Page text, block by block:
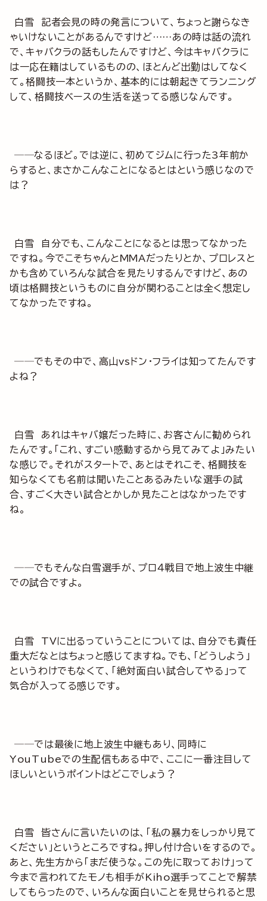
白雪 記者会見の時の発言について、ちょっと謝らなき
ゃいけないことがあるんですけど……あの時は話の流れ
で、キャバクラの話もしたんですけど、今はキャバクラに
は一応在籍はしているものの、ほとんど出勤はしてなく
て。格闘技一本というか、基本的には朝起きてランニング
して、格闘技ベースの生活を送ってる感じなんです。
──なるほど。では逆に、初めてジムに行った3年前か
らすると、まさかこんなことになるとはという感じなので
は？
白雪 自分でも、こんなことになるとは思ってなかった
ですね。今でこそちゃんとMMAだったりとか、プロレスと
かも含めていろんな試合を見たりするんですけど、あの
頃は格闘技というものに自分が関わることは全く想定し
てなかったですね。
──でもその中で、高山vsドン・フライは知ってたんです
よね？
白雪 あれはキャバ嬢だった時に、お客さんに勧められ
たんです。「これ、すごい感動するから見てみてよ」みたい
な感じで。それがスタートで、あとはそれこそ、格闘技を
知らなくても名前は聞いたことあるみたいな選手の試
合、すごく大きい試合とかしか見たことはなかったです
ね。
──でもそんな白雪選手が、プロ４戦目で地上波生中継
での試合ですよ。
白雪 TVに出るっていうことについては、自分でも責任
重大だなとはちょっと感じてますね。でも、「どうしよう」
というわけでもなくて、「絶対面白い試合してやる」って
気合が入ってる感じです。
──では最後に地上波生中継もあり、同時に
YouTubeでの生配信もある中で、ここに一番注目して
ほしいというポイントはどこでしょう？
白雪 皆さんに言いたいのは、「私の暴力をしっかり見て
ください」というところですね。押し付け合いをするので。
あと、先生方から「まだ使うな。この先に取っておけ」って
今まで言われてたモノも相手がKiho選手ってことで解禁
してもらったので、いろんな面白いことを見せられると思